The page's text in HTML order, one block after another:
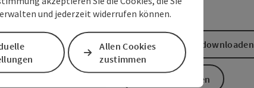
GPS Daten downloaden
PDF erstellen
und jederzeit widerrufen können.
Allen Cookies
zustimmen